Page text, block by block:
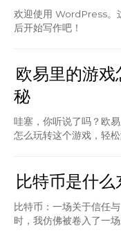
欢迎使用 WordPress。
后开始写作吧！
欧易里的游
秘
哇塞，你听说了吗？欧
怎么玩转这个游戏，轻
比特币是什么
比特币：一场关于信任
时，我仿佛被卷入了一